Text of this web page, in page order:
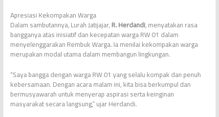
Apresiasi Kekompakan Warga
Dalam sambutannya, Lurah Jatijajar,R. Herdandi, menyatakan rasa
bangganya atas inisiatif dan kecepatan warga RW 01 dalam
menyelenggarakan Rembuk Warga. Ia menilai kekompakan warga
merupakan modal utama dalam membangun lingkungan.
“Saya bangga dengan warga RW 01 yang selalu kompak dan penuh
kebersamaan. Dengan acara malam ini, kita bisa berkumpul dan
bermusyawarah untuk menyerap aspirasi serta keinginan
masyarakat secara langsung,” ujar Herdandi.